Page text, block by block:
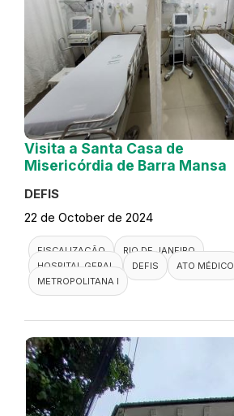
Visita a Santa Casa de
Misericórdia de Barra Mansa
DEFIS
22 de October de 2024
FISCALIZAÇÃO
RIO DE JANEIRO
HOSPITAL GERAL
DEFIS
ATO MÉDICO
METROPOLITANA I